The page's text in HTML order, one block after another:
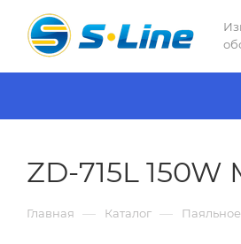
ZD-715L
Главная — Каталог —